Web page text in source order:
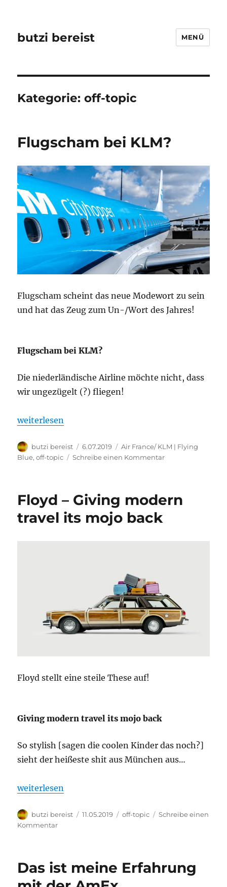
butzi bereist MENÜ
Kategorie:off-topic
Flugscham bei KLM?
Flugscham scheint das neue Modewort zu sein
und hat das Zeug zum Un-/Wort des Jahres!
Flugscham bei KLM?
Die niederländische Airline möchte nicht, dass
wir ungezügelt (?) fliegen!
„Flugscham bei KLM?“
weiterlesen
Autor
butzi bereist
Veröffentlicht
am
6.07.2019 Kategorien
Air France/ KLM | Flying
Blue,off-topic Schreibe einen Kommentarzu
Floyd – Giving modern
travel its mojo back
Floyd stellt eine steile These auf!
Giving modern travel its mojo back
So stylish [sagen die coolen Kinder das noch?]
sieht der heißeste shit aus München aus…
„Floyd – Giving modern travel its mojo back“
weiterlesen
Autor
butzi bereist
Veröffentlicht
11.05.2019 Kategorien
off-topic
Schreibe einen
Kommentarzu
modern
Das ist meine Erfahrung